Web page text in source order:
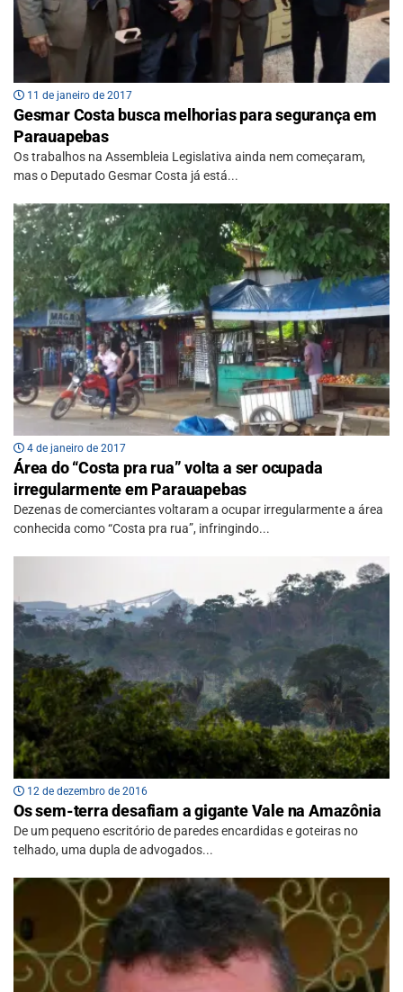
11 de janeiro de 2017
Gesmar Costa busca melhorias para segurança em
Parauapebas
Os trabalhos na Assembleia Legislativa ainda nem começaram,
mas o Deputado Gesmar Costa já está...
4 de janeiro de 2017
Área do “Costa pra rua” volta a ser ocupada
irregularmente em Parauapebas
Dezenas de comerciantes voltaram a ocupar irregularmente a área
conhecida como “Costa pra rua”, infringindo...
12 de dezembro de 2016
Os sem-terra desafiam a gigante Vale na Amazônia
De um pequeno escritório de paredes encardidas e goteiras no
telhado, uma dupla de advogados...